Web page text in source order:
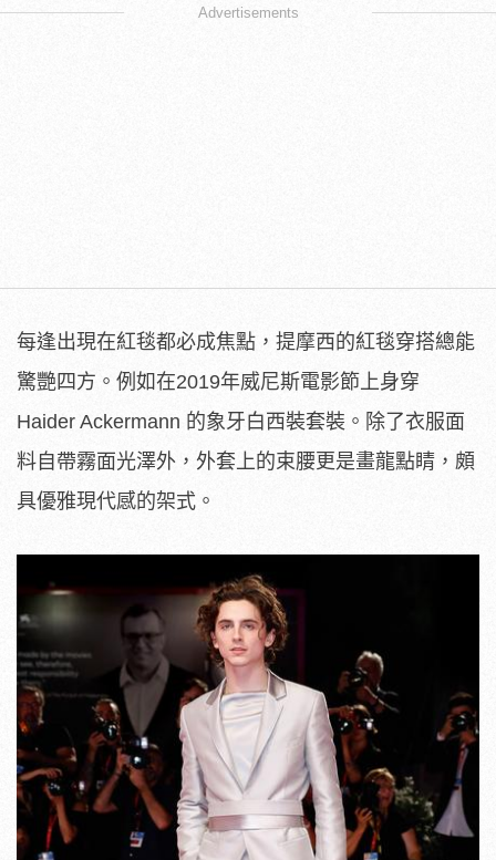
Advertisements
每逢出現在紅毯都必成焦點，提摩西的紅毯穿搭總能
驚艷四方。例如在2019年威尼斯電影節上身穿
Haider Ackermann 的象牙白西裝套裝。除了衣服面
料自帶霧面光澤外，外套上的束腰更是畫龍點睛，頗
具優雅現代感的架式。